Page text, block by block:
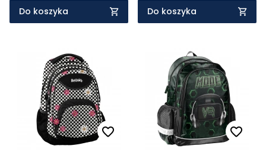
Do koszyka Do koszyka